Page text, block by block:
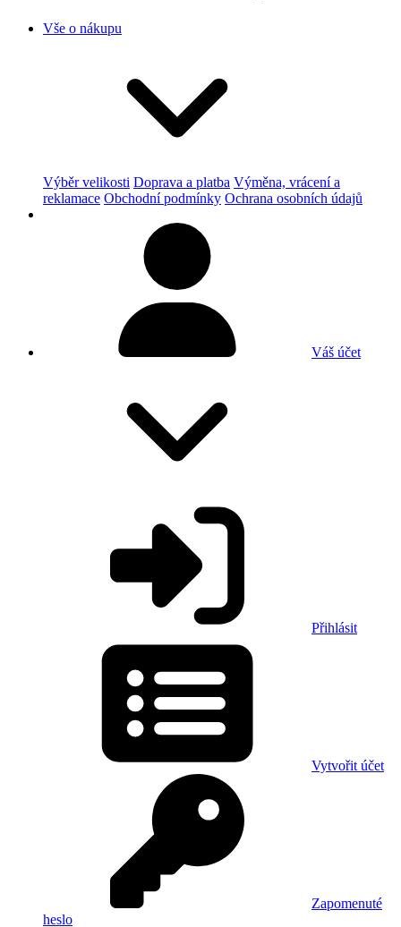
Vše o nákupu
Výběr velikosti Doprava a platba Výměna, vrácení a
reklamace Obchodní podmínky Ochrana osobních údajů
Váš účet
Přihlásit
Vytvořit účet
Zapomenuté
heslo